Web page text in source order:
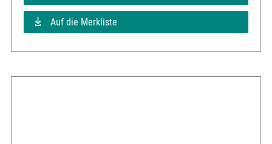
Auf die Merkliste